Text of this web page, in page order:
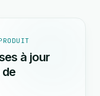
à jour